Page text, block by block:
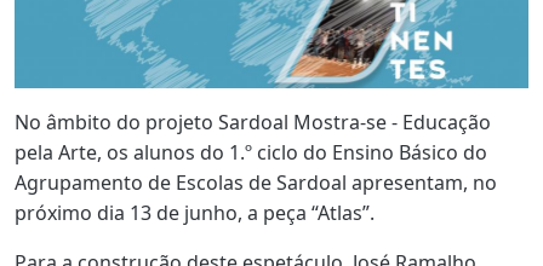
No âmbito do projeto Sardoal Mostra-se - Educação
pela Arte, os alunos do 1.º ciclo do Ensino Básico do
Agrupamento de Escolas de Sardoal apresentam, no
próximo dia 13 de junho, a peça “Atlas”.